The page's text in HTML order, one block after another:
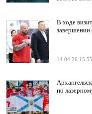
В ходе
завершении
14.04.26 15:55
по